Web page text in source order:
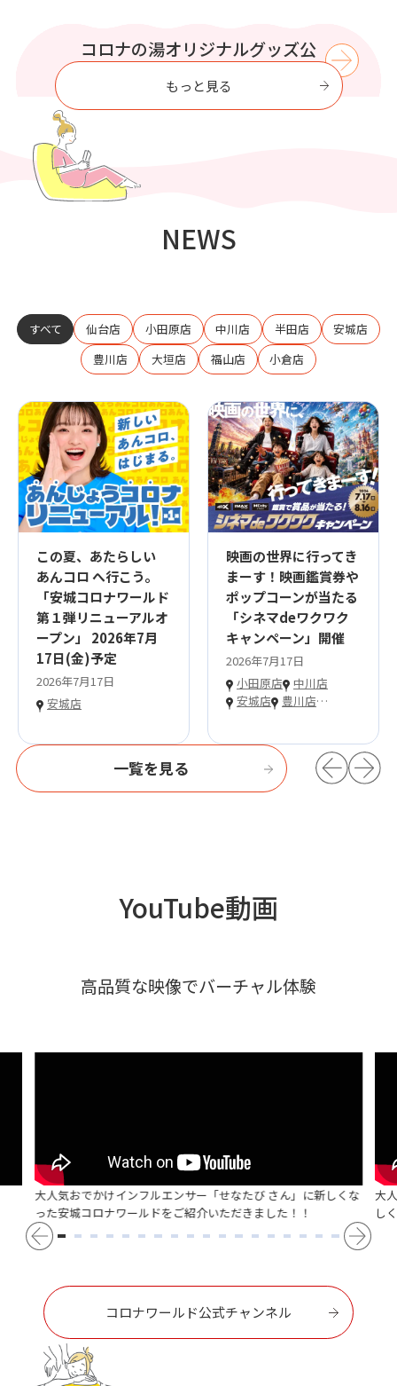
コロナの湯で
この夏はコロナの湯で涼もう【8
プリティシリーズ コラボイベン
WIND BREAKER コラボイベント
コロナの湯オリジナルグッズ公
もっと見る
NEWS
すべて 仙台店 小田原店 中川店 半田店
安城店
豊川店
大垣店 福山店 小倉店
一覧を見る
この夏、あたらしい
あんコロ へ行こう。
「安城コロナワールド
第１弾リニューアルオ
ープン」 2026年7月
17日(金)予定
2026年7月17日
安城店
映画の世界に行ってき
まーす！映画鑑賞券や
ポップコーンが当たる
「シネマdeワクワク
キャンペーン」開催
2026年7月17日
小田原店
中川店
安城店
豊川店…
YouTube動画
高品質な映像でバーチャル体験
大人気おでかけインフルエンサー「せなたび さん」に新しくな
った安城コロナワールドをご紹介いただきました！！
大
し
コロナワールド公式チャンネル